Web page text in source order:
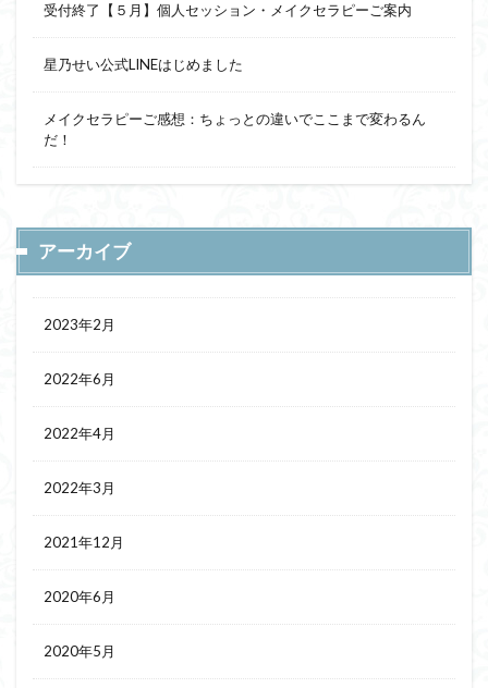
受付終了【５月】個人セッション・メイクセラピーご案内
星乃せい公式LINEはじめました
メイクセラピーご感想：ちょっとの違いでここまで変わるん
だ！
アーカイブ
2023年2月
2022年6月
2022年4月
2022年3月
2021年12月
2020年6月
2020年5月